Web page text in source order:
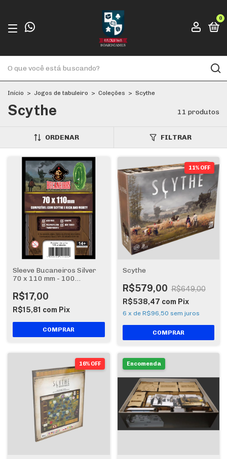
0
Início > Jogos de tabuleiro > Coleções > Scythe
Scythe 11 produtos
ORDENAR FILTRAR
Sleeve Bucaneiros Silver
70 x 110 mm - 100
R$17,00
R$15,81 com Pix
11% OFF
Scythe
R$579,00 R$649,00
R$538,47 com Pix
6 x de R$96,50 sem juros
16% OFF Encomenda